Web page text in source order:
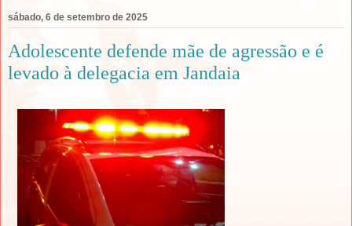
sábado, 6 de setembro de 2025
Adolescente defende mãe de agressão e é
levado à delegacia em Jandaia